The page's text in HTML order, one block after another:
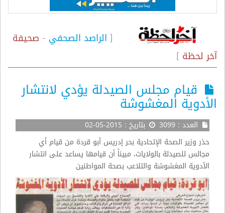
[ الراصد الصحفي - صحيفة
آخر لحظة ]
قيام مجلس الصيدلة يؤدي لانتشار
الأدوية المغشوشة
العدد : 3099
بتاريخ : 2015-05-02
حذر وزير الصحة الإتحادية بحر إدريس أبو قردة من قيام أي
مجالس للصيدلة بالولايات، مبيناً أن قيامها يساعد على انتشار
الأدوية المغشوشة والتلاعب بصحة المواطنين